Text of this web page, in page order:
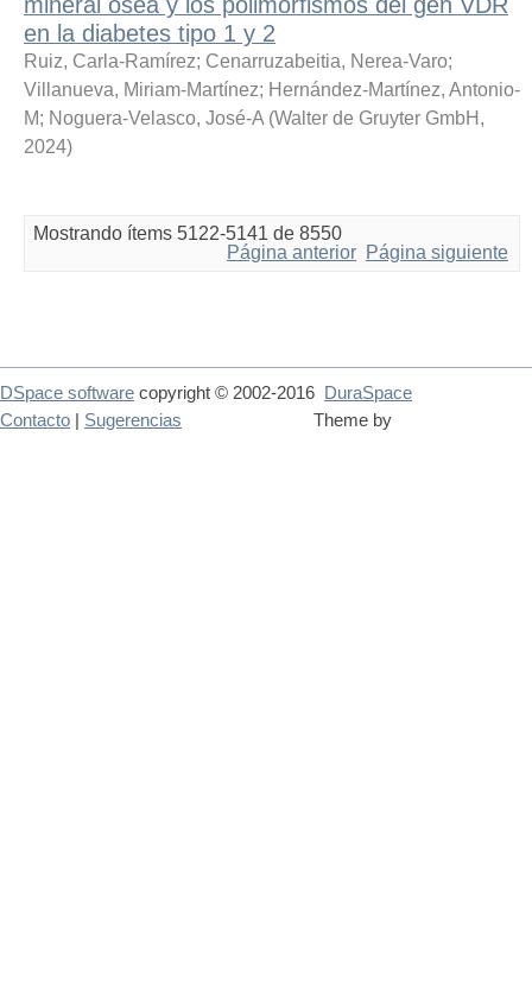
en la diabetes tipo 1 y 2
Ruiz, Carla-Ramírez; Cenarruzabeitia, Nerea-Varo;
Villanueva, Miriam-Martínez; Hernández-Martínez, Antonio-
M; Noguera-Velasco, José-A (Walter de Gruyter GmbH ,
2024)
Mostrando ítems 5122-5141 de 8550
Página anterior Página siguiente
DSpace software copyright © 2002-2016
DuraSpace
Theme by
Contacto Sugerencias